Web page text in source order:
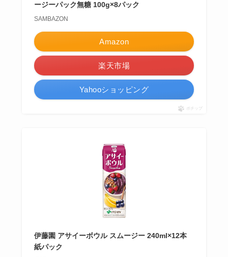
ージーパック無糖 100g×8パック
SAMBAZON
Amazon
楽天市場
Yahooショッピング
ポチップ
伊藤園 アサイーボウル スムージー 240ml×12本
紙パック